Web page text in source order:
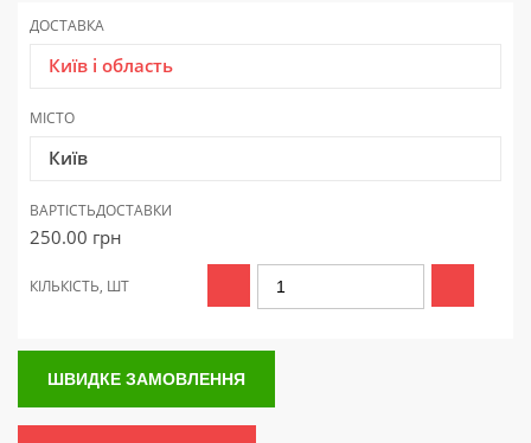
ДОСТАВКА
Київ і область
МІСТО
Київ
ВАРТІСТЬДОСТАВКИ
250.00 грн
КІЛЬКІСТЬ, ШТ
ШВИДКЕ ЗАМОВЛЕННЯ